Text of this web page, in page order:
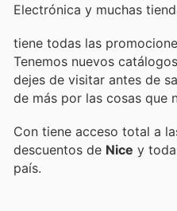
Electrónica y muchas
tiene todas las
Tenemos nuevos
dejes de visitar antes de
de más por las cosas que
Con tiene acceso total a
descuentos de Nice y
país.